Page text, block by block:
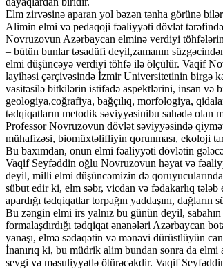
Elm zirvəsinə aparan yol bəzən tənha görünə
Alimin elmi və pedaqoji fəaliyyəti dövlət
Novruzovun Azərbaycan elminə verdiyi
– bütün bunlar təsadüfi deyil,zamanın
elmi düşüncəyə verdiyi töhfə ilə ölçülür. Vaqif
layihəsi çərçivəsində İzmir Universitetinin birgə
vasitəsilə bitkilərin istifadə aspektlərini, insan və
geologiya,coğrafiya, bağçılıq, morfologiya,
tədqiqatların metodik səviyyəsinibu sahədə olan
Professor Novruzovun dövlət səviyyəsində
mühafizəsi, biomüxtəlifliyin qorunması, ekoloji
Bu baxımdan, onun elmi fəaliyyəti dövlətin
Vaqif Seyfəddin oğlu Novruzovun həyat və
deyil, milli elmi düşüncəmizin də
sübut edir ki, elm səbr, vicdan və fədakarlıq
apardığı tədqiqatlar torpağın yaddaşını,
Bu zəngin elmi irs yalnız bu günün deyil,
formalaşdırdığı tədqiqat ənənələri Azərbaycan
yanaşı, elmə sədaqətin və mənəvi dürüstlüyün
İnanırıq ki, bu müdrik alim bundan sonra da
sevgi və məsuliyyətlə ötürəcəkdir. Vaqif